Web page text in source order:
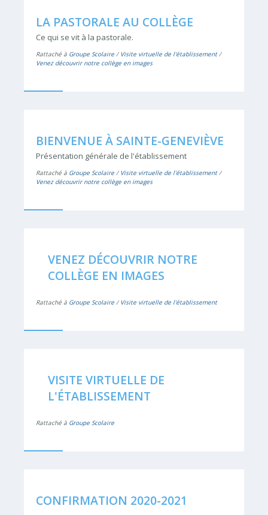
LA PASTORALE AU COLLÈGE
Ce qui se vit à la pastorale.
Rattaché à Groupe Scolaire / Visite virtuelle de l'établissement /
Venez découvrir notre collège en images
BIENVENUE À SAINTE-GENEVIÈVE
Présentation générale de l'établissement
Rattaché à Groupe Scolaire / Visite virtuelle de l'établissement /
Venez découvrir notre collège en images
VENEZ DÉCOUVRIR NOTRE
COLLÈGE EN IMAGES
Rattaché à Groupe Scolaire / Visite virtuelle de l'établissement
VISITE VIRTUELLE DE
L'ÉTABLISSEMENT
Rattaché à Groupe Scolaire
CONFIRMATION 2020-2021